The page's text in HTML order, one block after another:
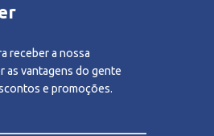
receber a nossa
as vantagens do gente
e promoções.